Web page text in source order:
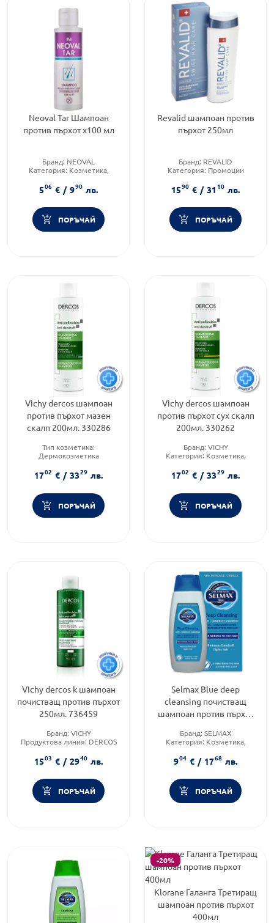
Neoval Tar Шампоан
против пърхот х100 мл
Бранд: NEOVAL
Категория: Козметика,
Тип коса:Пърхот
506 € / 990 лв.
ПОРЪЧАЙ
Revalid шампоан против
пърхот 250мл
Бранд: REVALID
Категория: Промоции
1590 € / 3110 лв.
ПОРЪЧАЙ
Vichy dercos шампоан
против пърхот мазен
скалп 200мл. 330286
Тип козметика:
Дермокозметика
Форма на продукта: шампоан
1702 € / 3329 лв.
ПОРЪЧАЙ
Vichy dercos шампоан
против пърхот сух скалп
200мл. 330262
Бранд: VICHY
Категория: Козметика,
Форма на продукта: шампоан
1702 € / 3329 лв.
ПОРЪЧАЙ
Vichy dercos k шампоан
почистващ против пърхот
250мл. 736459
Бранд: VICHY
Продуктова линия: DERCOS
1503 € / 2940 лв.
ПОРЪЧАЙ
Selmax Blue deep
cleansing почистващ
шампоан против пърхот
Бранд: SELMAX
Категория: Козметика,
Тип козметика:Масова
козметика
904 € / 1768 лв.
ПОРЪЧАЙ
-20%
Klorane Галанга Третиращ
шампоан против пърхот
400мл